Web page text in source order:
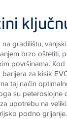
gradilištu,
brzo oštetiti,
površinama.
za kisik
taj način
su peteroslojne
upotrebu na
podno grijanje.